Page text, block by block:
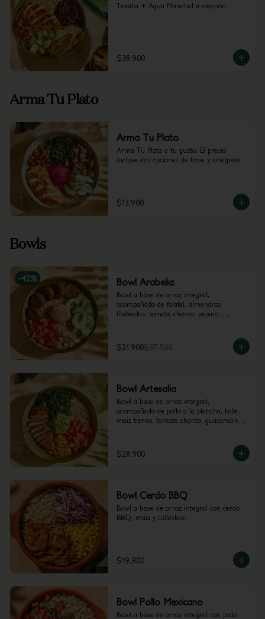
Texalia + Agua Manatial a elección.
$38.900
Arma Tu Plato
Arma Tu Plato
Arma Tu Plato a tu gusto. El precio
incluye dos opciones de base y vinagreta
$13.900
Bowls
-42% Bowl Arabelia
Bowl a base de arroz integral,
acompañado de falafel, almendras
fileteadas, tomate chonto, pepino,
$21.900$37.500
Bowl Artesalia
Bowl a base de arroz integral,
acompañado de pollo a la plancha, kale,
maiz tierno, tomate chonto, guacamole y
$28.900
Bowl Cerdo BBQ
Bowl a base de arroz integral con cerdo
BBQ, maiz y colleslaw.
$19.900
Bowl Pollo Mexicano
Bowl a base de arroz integral con pollo